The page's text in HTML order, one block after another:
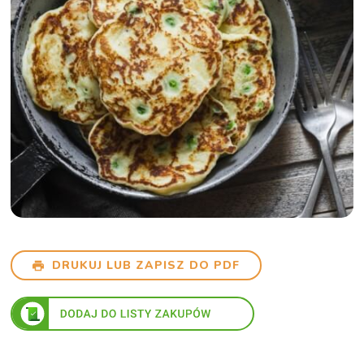
DRUKUJ LUB ZAPISZ DO PDF